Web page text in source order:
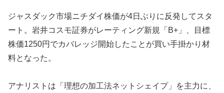
ジャスダック市場ニチダイ株価が4日ぶりに反発してスタ
ート。岩井コスモ証券がレーティング新規「B+」、目標
株価1250円でカバレッジ開始したことが買い手掛かり材
料となった。
アナリストは「理想の加工法ネットシェイプ」を主力に、